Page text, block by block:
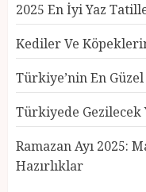
2025 En İyi Yaz
Kediler Ve
Türkiye’nin En
Türkiyede Gezilecek
Ramazan Ayı 2025:
Hazırlıklar